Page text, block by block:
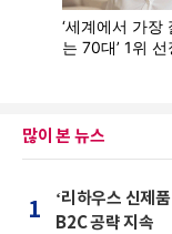
많이 본 뉴스
1
‘리하우스 신제
B2C 공략 지속